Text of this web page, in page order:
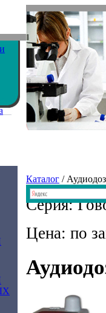
Каталог /
Серия:
Цена: по